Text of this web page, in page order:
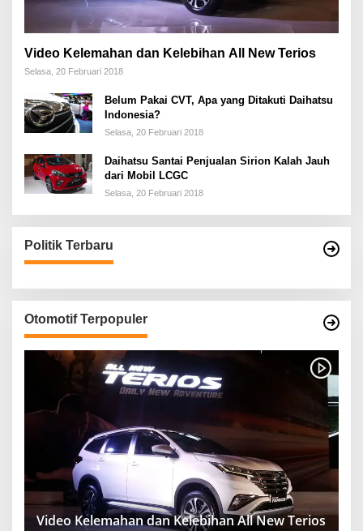
Video Kelemahan dan Kelebihan All New Terios
Selasa, 20 Februari 2018
Belum Pakai CVT, Apa yang Ditakuti Daihatsu
Indonesia?
Selasa, 20 Februari 2018
Daihatsu Santai Penjualan Sirion Kalah Jauh
dari Mobil LCGC
Selasa, 20 Februari 2018
Politik Terbaru
Otomotif Terpopuler
Video Kelemahan dan Kelebihan All New Terios